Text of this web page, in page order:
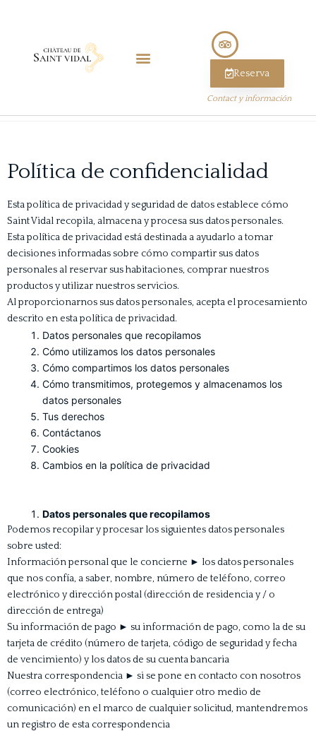
Reserva
Contact y información
Política de confidencialidad
Esta política de privacidad y seguridad de datos establece cómo
Saint Vidal recopila, almacena y procesa sus datos personales.
Esta política de privacidad está destinada a ayudarlo a tomar
decisiones informadas sobre cómo compartir sus datos
personales al reservar sus habitaciones, comprar nuestros
productos y utilizar nuestros servicios.
Al proporcionarnos sus datos personales, acepta el procesamiento
descrito en esta política de privacidad.
Datos personales que recopilamos
Cómo utilizamos los datos personales
Cómo compartimos los datos personales
Cómo transmitimos, protegemos y almacenamos los
datos personales
Tus derechos
Contáctanos
Cookies
Cambios en la política de privacidad
Datos personales que recopilamos
Podemos recopilar y procesar los siguientes datos personales
sobre usted:
Información personal que le concierne ► los datos personales
que nos confía, a saber, nombre, número de teléfono, correo
electrónico y dirección postal (dirección de residencia y / o
dirección de entrega)
Su información de pago ► su información de pago, como la de su
tarjeta de crédito (número de tarjeta, código de seguridad y fecha
de vencimiento) y los datos de su cuenta bancaria
Nuestra correspondencia ► si se pone en contacto con nosotros
(correo electrónico, teléfono o cualquier otro medio de
comunicación) en el marco de cualquier solicitud, mantendremos
un registro de esta correspondencia